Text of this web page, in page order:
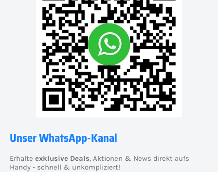
Unser WhatsApp-Kanal
Erhalte exklusive Deals, Aktionen & News direkt aufs
Handy - schnell & unkompliziert!